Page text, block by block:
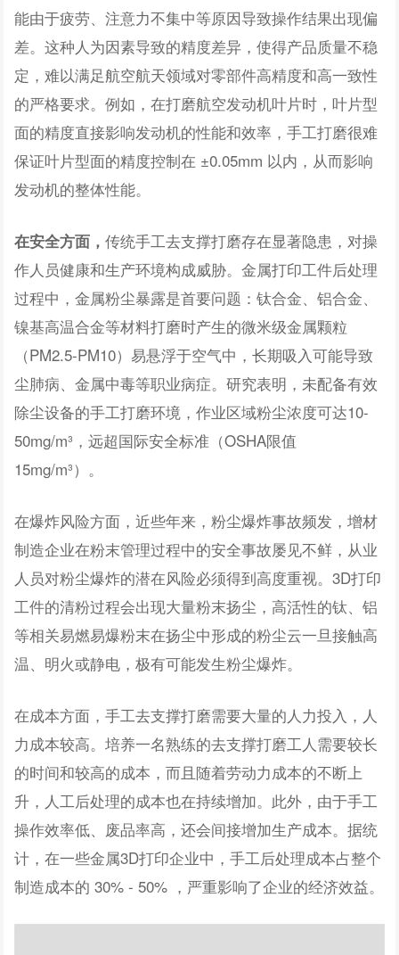
能由于疲劳、注意力不集中等原因导致操作结果出现偏
差。这种人为因素导致的精度差异，使得产品质量不稳
定，难以满足航空航天领域对零部件高精度和高一致性
的严格要求。例如，在打磨航空发动机叶片时，叶片型
面的精度直接影响发动机的性能和效率，手工打磨很难
保证叶片型面的精度控制在 ±0.05mm 以内，从而影响
发动机的整体性能。
在安全方面，传统手工去支撑打磨存在显著隐患，对操
作人员健康和生产环境构成威胁。金属打印工件后处理
过程中，金属粉尘暴露是首要问题：钛合金、铝合金、
镍基高温合金等材料打磨时产生的微米级金属颗粒
（PM2.5-PM10）易悬浮于空气中，长期吸入可能导致
尘肺病、金属中毒等职业病症。研究表明，未配备有效
除尘设备的手工打磨环境，作业区域粉尘浓度可达10-
50mg/m³，远超国际安全标准（OSHA限值
15mg/m³）。
在爆炸风险方面，近些年来，粉尘爆炸事故频发，增材
制造企业在粉末管理过程中的安全事故屡见不鲜，从业
人员对粉尘爆炸的潜在风险必须得到高度重视。3D打印
工件的清粉过程会出现大量粉末扬尘，高活性的钛、铝
等相关易燃易爆粉末在扬尘中形成的粉尘云一旦接触高
温、明火或静电，极有可能发生粉尘爆炸。
在成本方面，手工去支撑打磨需要大量的人力投入，人
力成本较高。培养一名熟练的去支撑打磨工人需要较长
的时间和较高的成本，而且随着劳动力成本的不断上
升，人工后处理的成本也在持续增加。此外，由于手工
操作效率低、废品率高，还会间接增加生产成本。据统
计，在一些金属3D打印企业中，手工后处理成本占整个
制造成本的 30% - 50% ，严重影响了企业的经济效益。